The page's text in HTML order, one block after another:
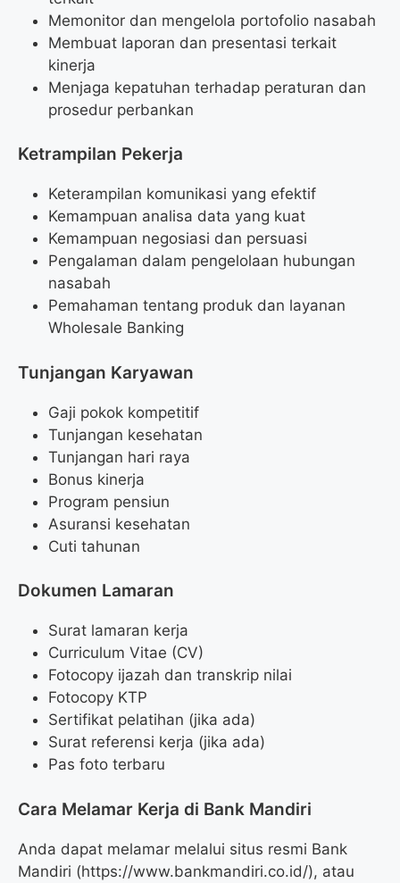
Memonitor dan mengelola portofolio nasabah
Membuat laporan dan presentasi terkait
kinerja
Menjaga kepatuhan terhadap peraturan dan
prosedur perbankan
Ketrampilan Pekerja
Keterampilan komunikasi yang efektif
Kemampuan analisa data yang kuat
Kemampuan negosiasi dan persuasi
Pengalaman dalam pengelolaan hubungan
nasabah
Pemahaman tentang produk dan layanan
Wholesale Banking
Tunjangan Karyawan
Gaji pokok kompetitif
Tunjangan kesehatan
Tunjangan hari raya
Bonus kinerja
Program pensiun
Asuransi kesehatan
Cuti tahunan
Dokumen Lamaran
Surat lamaran kerja
Curriculum Vitae (CV)
Fotocopy ijazah dan transkrip nilai
Fotocopy KTP
Sertifikat pelatihan (jika ada)
Surat referensi kerja (jika ada)
Pas foto terbaru
Cara Melamar Kerja di Bank Mandiri
Anda dapat melamar melalui situs resmi Bank
Mandiri (https://www.bankmandiri.co.id/), atau